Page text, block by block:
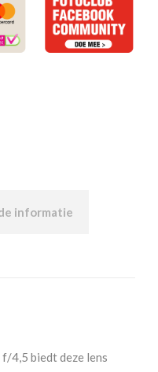
informatie
4,5 biedt deze lens